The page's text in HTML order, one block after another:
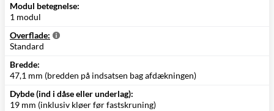
Modul betegnelse:
1 modul
Overflade:
Standard
Bredde:
47,1 mm (bredden på indsatsen bag afdækningen)
Dybde (ind i dåse eller underlag):
19 mm (inklusiv kløer før fastskruning)